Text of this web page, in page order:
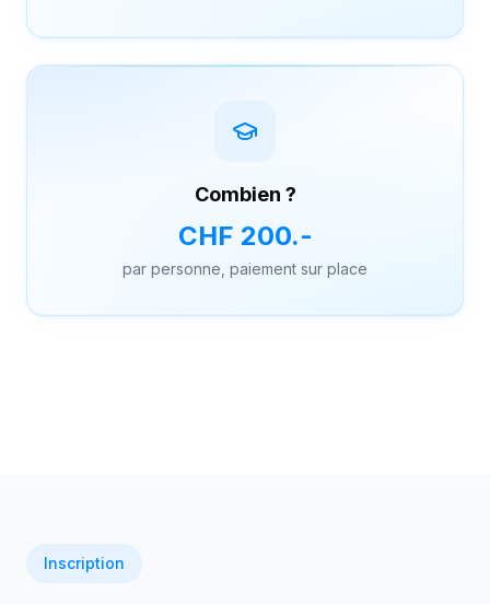
Combien ?
CHF 200.-
par personne, paiement sur place
Inscription